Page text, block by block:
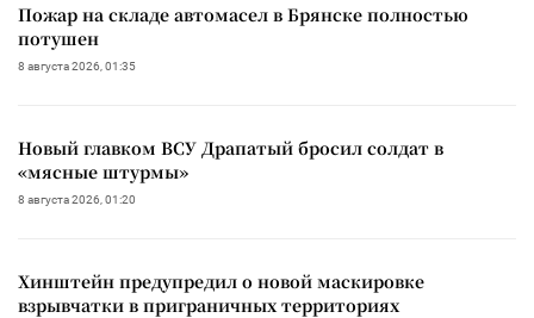
Пожар на складе автомасел в Брянске полностью
потушен
8 августа 2026, 01:35
Новый главком ВСУ Драпатый бросил солдат в
«мясные штурмы»
8 августа 2026, 01:20
Хинштейн предупредил о новой маскировке
взрывчатки в приграничных территориях